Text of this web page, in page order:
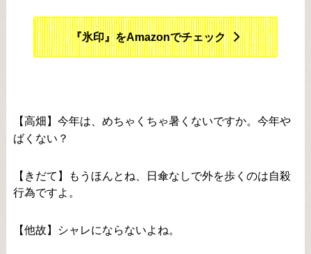
『氷印』をAmazonでチェック
【高畑】今年は、めちゃくちゃ暑くないですか。今年や
ばくない？
【きだて】もうほんとね、日傘なしで外を歩くのは自殺
行為ですよ。
【他故】シャレにならないよね。